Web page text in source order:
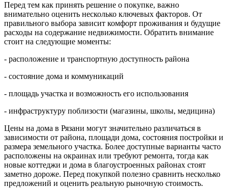
Перед тем как принять решение о покупке, важно
внимательно оценить несколько ключевых факторов. От
правильного выбора зависит комфорт проживания и будущие
расходы на содержание недвижимости. Обратить внимание
стоит на следующие моменты:
- расположение и транспортную доступность района
- состояние дома и коммуникаций
- площадь участка и возможность его использования
- инфраструктуру поблизости (магазины, школы, медицина)
Цены на дома в Рязани могут значительно различаться в
зависимости от района, площади дома, состояния постройки и
размера земельного участка. Более доступные варианты часто
расположены на окраинах или требуют ремонта, тогда как
новые коттеджи и дома в благоустроенных районах стоят
заметно дороже. Перед покупкой полезно сравнить несколько
предложений и оценить реальную рыночную стоимость.